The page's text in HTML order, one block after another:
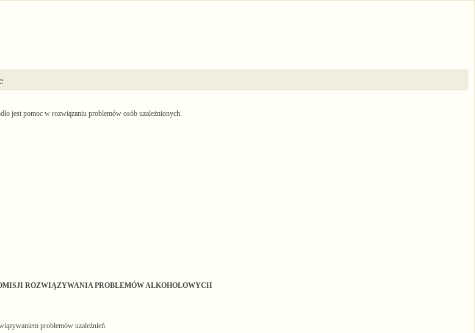
jest pomoc w rozwiązaniu problemów osób uzależnionych.
ROZWIĄZYWANIA PROBLEMÓW ALKOHOLOWYCH
problemów uzależnień.